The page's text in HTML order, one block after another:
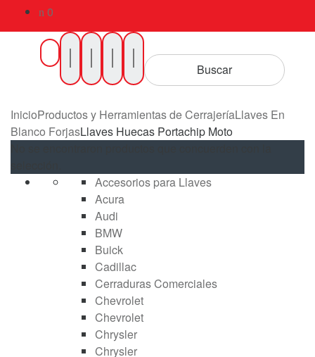
0
Buscar
por
Productos
Buscar
InicioProductos y Herramientas de CerrajeríaLlaves En
Blanco ForjasLlaves Huecas Portachip Moto
Accesorios para Llaves
Acura
Audi
BMW
Buick
Cadillac
Cerraduras Comerciales
Chevrolet
Chevrolet
Chrysler
Chrysler